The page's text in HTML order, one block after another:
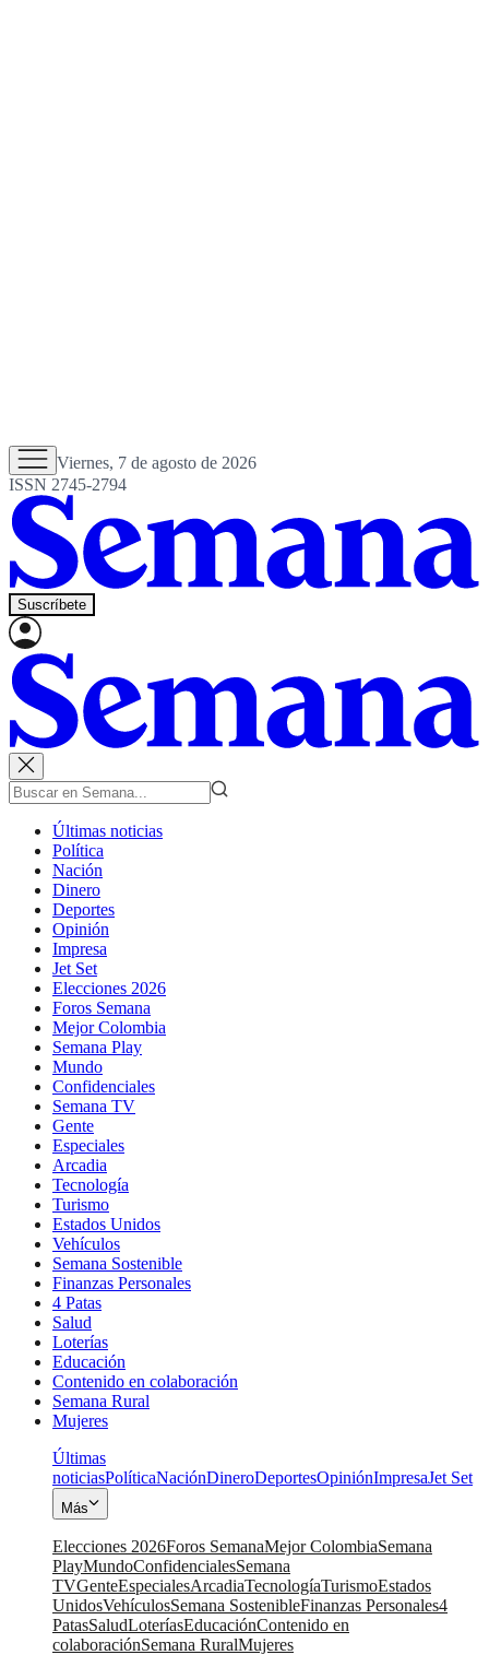
Viernes, 7 de agosto de 2026
ISSN 2745-2794
Suscríbete
Últimas noticias
Política
Nación
Dinero
Deportes
Opinión
Impresa
Jet Set
Elecciones 2026
Foros Semana
Mejor Colombia
Semana Play
Mundo
Confidenciales
Semana TV
Gente
Especiales
Arcadia
Tecnología
Turismo
Estados Unidos
Vehículos
Semana Sostenible
Finanzas Personales
4 Patas
Salud
Loterías
Educación
Contenido en colaboración
Semana Rural
Mujeres
Últimas
noticiasPolíticaNaciónDineroDeportesOpiniónImpresaJet Set
Más
Elecciones 2026Foros SemanaMejor ColombiaSemana
PlayMundoConfidencialesSemana
TVGenteEspecialesArcadiaTecnologíaTurismoEstados
UnidosVehículosSemana SostenibleFinanzas Personales4
PatasSaludLoteríasEducaciónContenido en
colaboraciónSemana RuralMujeres